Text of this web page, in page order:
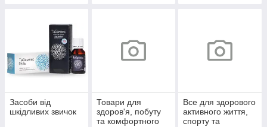
Засоби від
шкідливих звичок
Товари для
здоров'я, побуту
та комфортного
Все для здорового
активного життя,
спорту та